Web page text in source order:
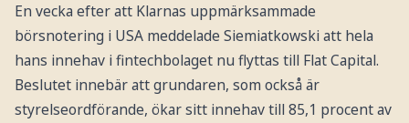
En vecka efter att Klarnas uppmärksammade
börsnotering i USA meddelade Siemiatkowski att hela
hans innehav i fintechbolaget nu flyttas till Flat Capital.
Beslutet innebär att grundaren, som också är
styrelseordförande, ökar sitt innehav till 85,1 procent av